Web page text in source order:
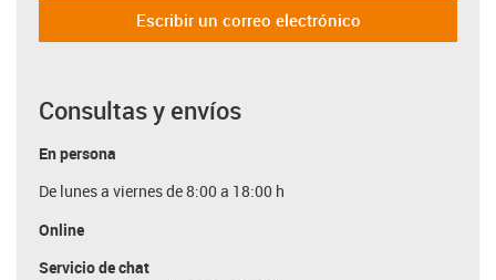
Escribir un correo electrónico
Consultas y envíos
En persona
De lunes a viernes de 8:00 a 18:00 h
Online
Servicio de chat